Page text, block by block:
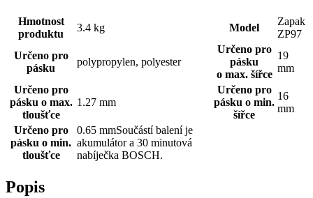
Hmotnost
produktu
3.4 kg Model
Zapak
ZP97
Určeno pro
pásku
polypropylen, polyester
Určeno pro
pásku
o max. šířce
19
mm
Určeno pro
pásku o max.
tloušťce
1.27 mm
Určeno pro
pásku o min.
šířce
16
mm
Určeno pro
pásku o min.
tloušťce
0.65 mmSoučástí balení je
akumulátor a 30 minutová
nabíječka BOSCH.
Popis